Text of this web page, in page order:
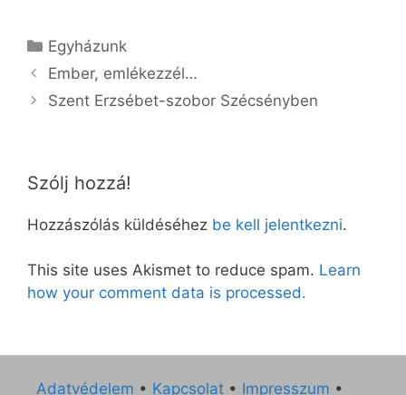
Kategória
Egyházunk
Ember, emlékezzél…
Szent Erzsébet-szobor Szécsényben
Szólj hozzá!
Hozzászólás küldéséhez be kell jelentkezni.
This site uses Akismet to reduce spam. Learn
how your comment data is processed.
Adatvédelem • Kapcsolat • Impresszum •